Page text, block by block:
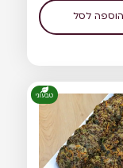
הוספה לסל
טבעוני